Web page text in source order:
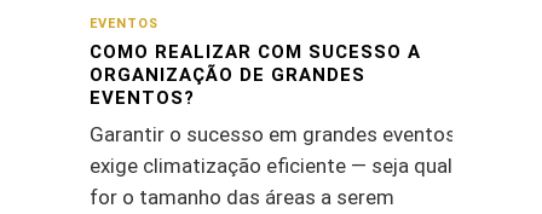
EVENTOS
COMO REALIZAR COM SUCESSO A
ORGANIZAÇÃO DE GRANDES
EVENTOS?
Garantir o sucesso em grandes eventos
exige climatização eficiente — seja qual
for o tamanho das áreas a serem